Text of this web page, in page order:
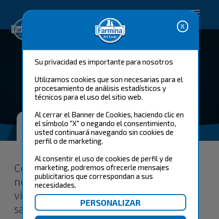
Su privacidad es importante para nosotros
Utilizamos cookies que son necesarias para el
procesamiento de análisis estadísticos y
técnicos para el uso del sitio web.
Al cerrar el Banner de Cookies, haciendo clic en
el símbolo "X" o negando el consentimiento,
usted continuará navegando sin cookies de
perfil o de marketing.
Al consentir el uso de cookies de perfil y de
marketing, podremos ofrecerle mensajes
publicitarios que correspondan a sus
necesidades.
Soluciones para el cuidado de
Programa de cuidado para
mascotas
Como padres de mascotas cariñosos,
nos gustaría dar a nuestras mascotas la
vida más feliz y saludable, pero
sabemos que cuando se trata de la